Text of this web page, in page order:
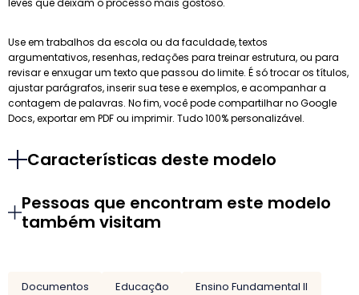
leves que deixam o processo mais gostoso.
Use em trabalhos da escola ou da faculdade, textos
argumentativos, resenhas, redações para treinar estrutura, ou para
revisar e enxugar um texto que passou do limite. É só trocar os títulos,
ajustar parágrafos, inserir sua tese e exemplos, e acompanhar a
contagem de palavras. No fim, você pode compartilhar no Google
Docs, exportar em PDF ou imprimir. Tudo 100% personalizável.
Características deste modelo
Pessoas que encontram este modelo
também visitam
Documentos Educação
Ensino Fundamental II